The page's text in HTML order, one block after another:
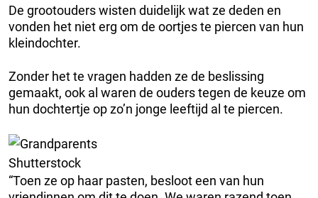
De grootouders wisten duidelijk wat ze deden en
vonden het niet erg om de oortjes te piercen van hun
kleindochter.
Zonder het te vragen hadden ze de beslissing
gemaakt, ook al waren de ouders tegen de keuze om
hun dochtertje op zo’n jonge leeftijd al te piercen.
Shutterstock
“Toen ze op haar pasten, besloot een van hun